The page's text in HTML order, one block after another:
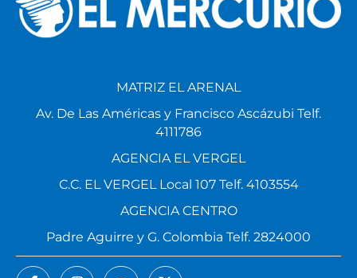
MATRIZ EL ARENAL
Av. De Las Américas y Francisco Ascázubi Telf.
4111786
AGENCIA EL VERGEL
C.C. EL VERGEL Local 107 Telf. 4103554
AGENCIA CENTRO
Padre Aguirre y G. Colombia Telf. 2824000